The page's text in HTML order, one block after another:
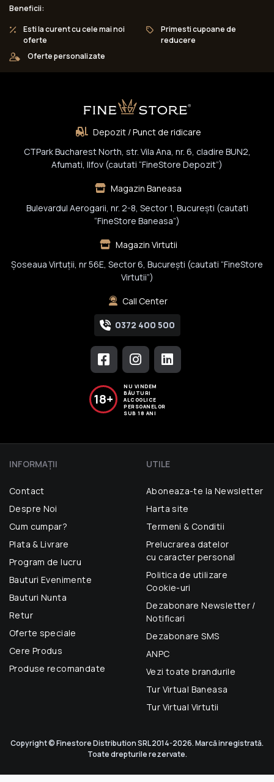
Beneficii:
Esti la curent cu cele mai noi
oferte
Primesti cupoane de
reducere
Oferte personalizate
Depozit / Punct de ridicare
CTPark Bucharest North, str. Vila Ana, nr. 6, cladire BUN2,
Afumati, Ilfov (cautati “FineStore Depozit”)
Magazin Baneasa
Bulevardul Aerogarii, nr. 2-8, Sector 1, Bucureşti (cautati
“FineStore Baneasa”)
Magazin Virtutii
Șoseaua Virtuții, nr 56E, Sector 6, București (cautati “FineStore
Virtutii”)
Call Center
0372 400 500
18+
NU VINDEM
BĂUTURI
ALCOOLICE
PERSOANELOR
SUB 18 ANI
INFORMAŢII
Contact
Despre Noi
Cum cumpar?
Plata & Livrare
Program de lucru
Bauturi Evenimente
Bauturi Nunta
Retur
Oferte speciale
Cere Produs
Produse recomandate
UTILE
Aboneaza-te la Newsletter
Harta site
Termeni & Conditii
Prelucrarea datelor
cu caracter personal
Politica de utilizare
Cookie-uri
Dezabonare Newsletter /
Notificari
Dezabonare SMS
ANPC
Vezi toate brandurile
Tur Virtual Baneasa
Tur Virtual Virtutii
Copyright © Finestore Distribution SRL 2014-2026. Marcă inregistrată.
Toate drepturile rezervate.